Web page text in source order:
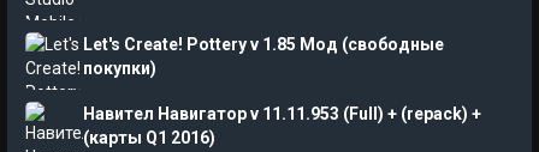
Let's Create! Pottery v 1.85 Мод (свободные
покупки)
Навител Навигатор v 11.11.953 (Full) + (repack) +
(карты Q1 2016)